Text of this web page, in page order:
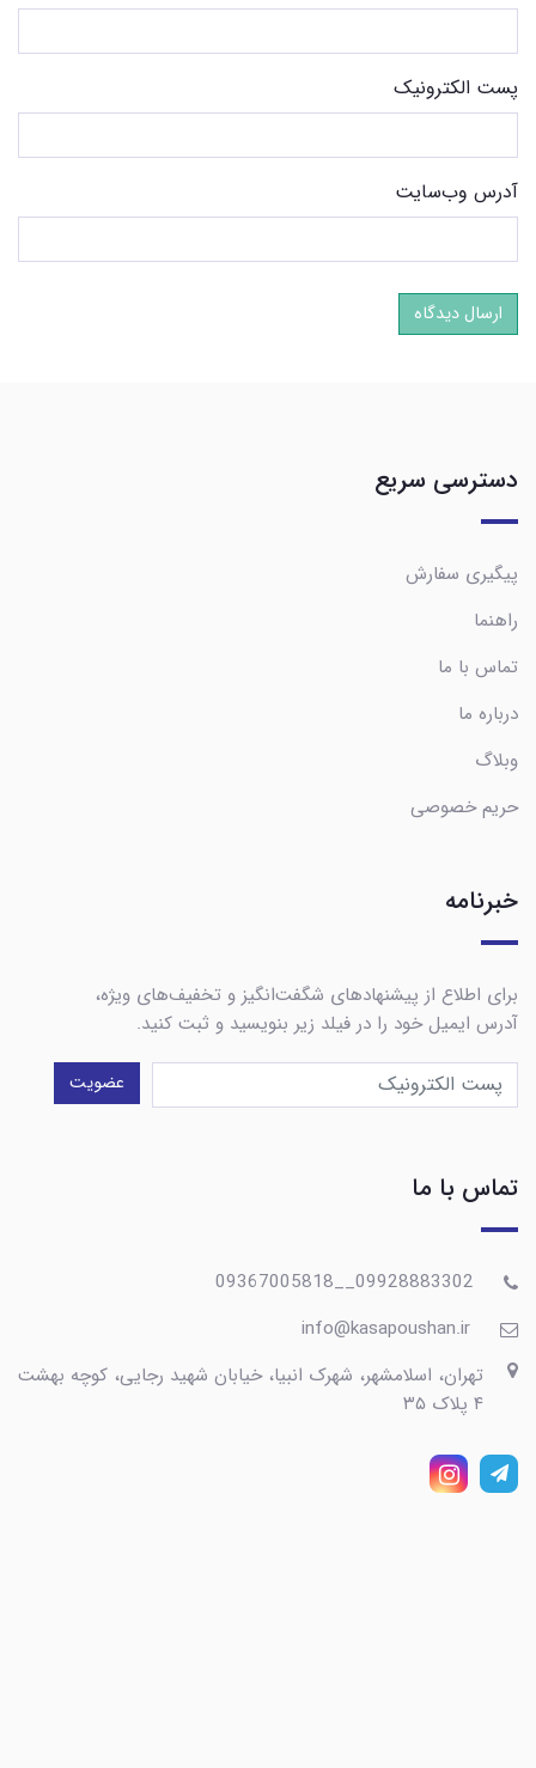
پست الکترونیک
آدرس وب‌سایت
ارسال دیدگاه
دسترسی سریع
پیگیری سفارش
راهنما
تماس با ما
درباره ما
وبلاگ
حریم خصوصی
خبرنامه
برای اطلاع از پیشنهادهای شگفت‌انگیز و تخفیف‌های ویژه،
آدرس ایمیل خود را در فیلد زیر بنویسید و ثبت کنید.
عضویت
تماس با ما
تهران، اسلامشهر، شهرک انبیا، خیابان شهید رجایی، کوچه بهشت
۴ پلاک ۳۵